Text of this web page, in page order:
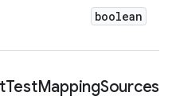
boolean
TestMappingSources